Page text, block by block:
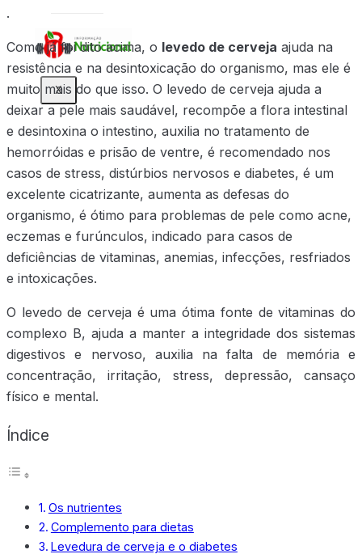
X
.
Como já foi dito acima, o levedo de cerveja ajuda na
resistência e na desintoxicação do organismo, mas ele é
muito mais do que isso. O levedo de cerveja ajuda a
deixar a pele mais saudável, recompõe a flora intestinal
e desintoxina o intestino, auxilia no tratamento de
hemorróidas e prisão de ventre, é recomendado nos
casos de stress, distúrbios nervosos e diabetes, é um
excelente cicatrizante, aumenta as defesas do
organismo, é ótimo para problemas de pele como acne,
eczemas e furúnculos, indicado para casos de
deficiências de vitaminas, anemias, infecções, resfriados
e intoxicações.
O levedo de cerveja é uma ótima fonte de vitaminas do
complexo B, ajuda a manter a integridade dos sistemas
digestivos e nervoso, auxilia na falta de memória e
concentração, irritação, stress, depressão, cansaço
físico e mental.
Índice
Os nutrientes
Complemento para dietas
Levedura de cerveja e o diabetes